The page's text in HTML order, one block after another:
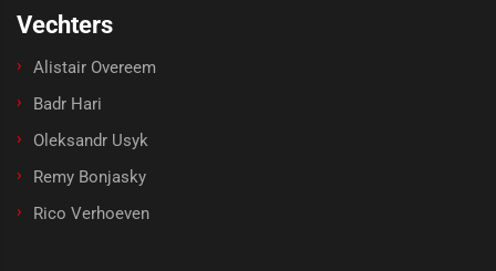
Vechters
Alistair Overeem
Badr Hari
Oleksandr Usyk
Remy Bonjasky
Rico Verhoeven